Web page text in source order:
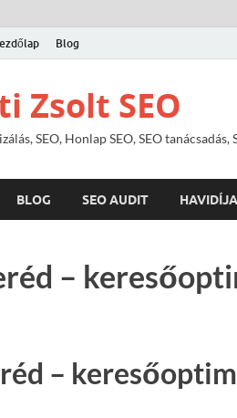
Blog
Zsolt SEO
SEO, Honlap SEO, SEO
BLOG SEO AUDIT
–
–